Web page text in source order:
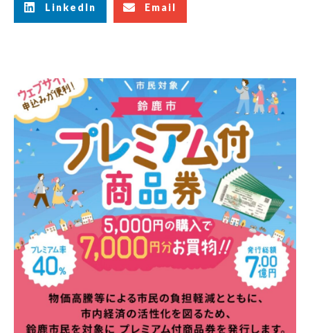
LinkedIn Email